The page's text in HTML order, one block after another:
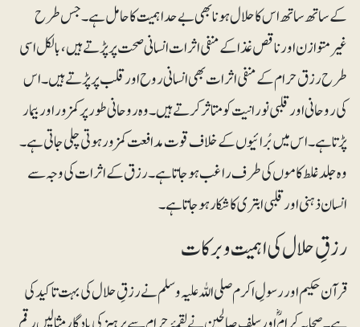
کے ساتھ ساتھ اس کا حلال ہونا بھی بے حد اہمیت کا حامل ہے۔ جس طرح
غیرمتوازن اور ناقص غذا کے منفی اثرات انسانی صحت پر پڑتے ہیں، بالکل اسی
طرح رزق حرام کے منفی اثرات بھی انسانی روح اور قلب پر پڑتے ہیں۔ اس
کی روحانی اور قلبی نورانیت کو متاثر کرتے ہیں۔ وہ روحانی طور پر کمزور اور بیمار
پڑتا ہے۔ اس میں بُرائیوں کے خلاف قوت مدافعت کمزور ہوتی چلی جاتی ہے۔
وہ جلد غلط کاموں کی طرف راغب ہوجاتا ہے۔ رزق کے اثرات کی وجہ سے
انسان ذہنی اور قلبی ابتری کا شکار ہوجاتا ہے۔
رزقِ حلال کی اہمیت و برکات
قرآن حکیم اور رسولِ اکرم صلی اللہ علیہ وسلم نے رزقِ حلال کی بہت تاکید کی